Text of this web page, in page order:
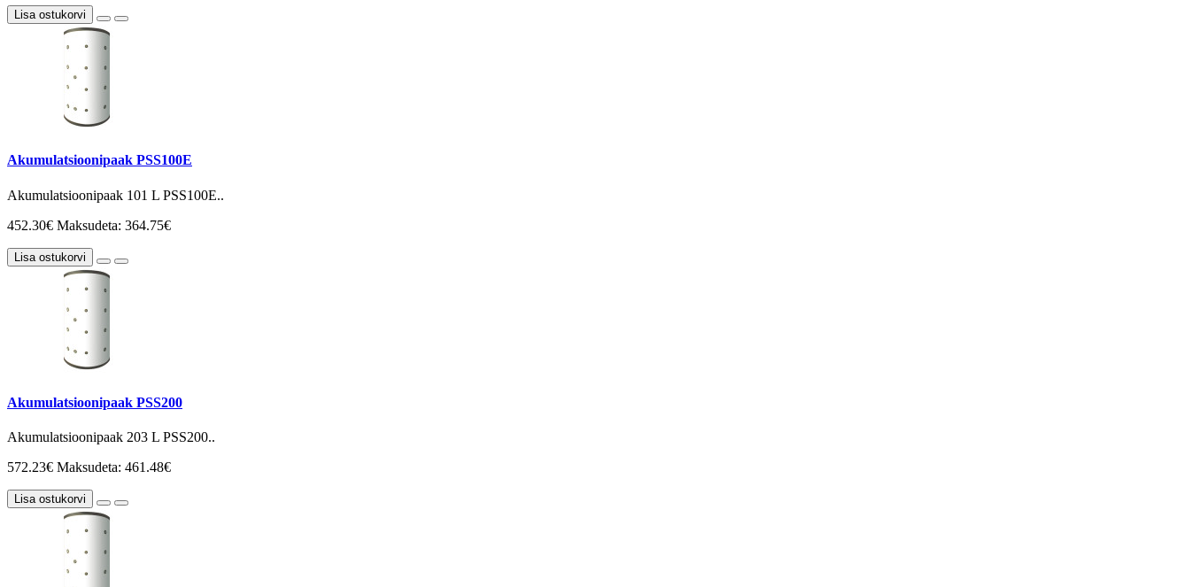
Lisa ostukorvi
Akumulatsioonipaak PSS100E
Akumulatsioonipaak 101 L PSS100E..
452.30€ Maksudeta: 364.75€
Lisa ostukorvi
Akumulatsioonipaak PSS200
Akumulatsioonipaak 203 L PSS200..
572.23€ Maksudeta: 461.48€
Lisa ostukorvi